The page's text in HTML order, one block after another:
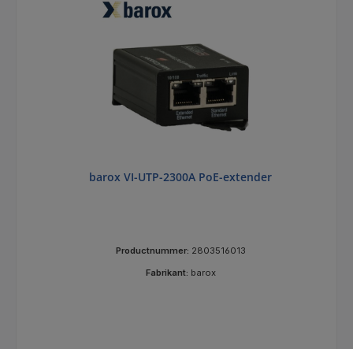
barox VI-UTP-2300A PoE-extender
Productnummer: 2803516013
Fabrikant: barox